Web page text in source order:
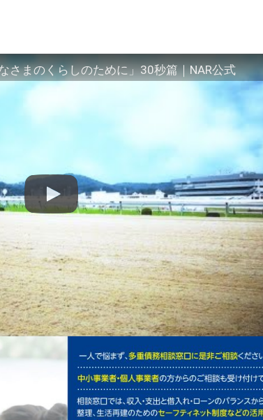
さまのくらしのために」30秒篇｜NAR公式